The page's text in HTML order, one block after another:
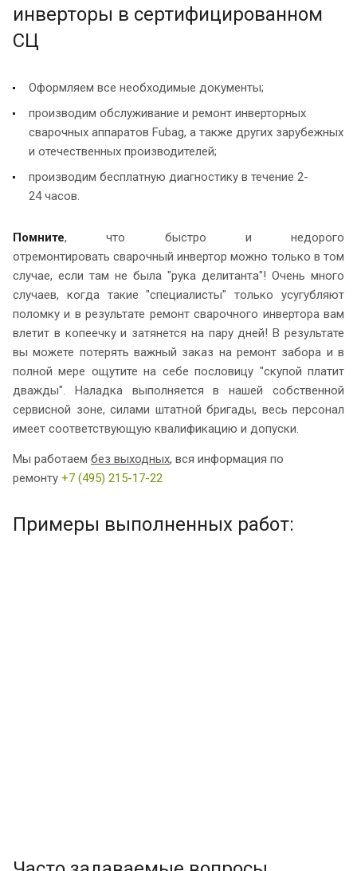
инверторы в сертифицированном
СЦ
Оформляем все необходимые документы;
производим обслуживание и ремонт инверторных
сварочных аппаратов Fubag, а также других зарубежных
и отечественных производителей;
производим бесплатную диагностику в течение 2-
24 часов.
Помните, что быстро и недорого
отремонтировать сварочный инвертор можно только в том
случае, если там не была "рука делитанта"! Очень много
случаев, когда такие "специалисты" только усугубляют
поломку и в результате ремонт сварочного инвертора вам
влетит в копеечку и затянется на пару дней! В результате
вы можете потерять важный заказ на ремонт забора и в
полной мере ощутите на себе пословицу "скупой платит
дважды". Наладка выполняется в нашей собственной
сервисной зоне, силами штатной бригады, весь персонал
имеет соответствующую квалификацию и допуски.
Мы работаем без выходных, вся информация по
ремонту +7 (495) 215-17-22
Примеры выполненных работ: